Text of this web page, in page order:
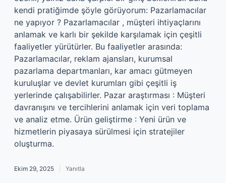
kendi pratiğimde şöyle görüyorum: Pazarlamacılar
ne yapıyor ? Pazarlamacılar , müşteri ihtiyaçlarını
anlamak ve karlı bir şekilde karşılamak için çeşitli
faaliyetler yürütürler. Bu faaliyetler arasında:
Pazarlamacılar, reklam ajansları, kurumsal
pazarlama departmanları, kar amacı gütmeyen
kuruluşlar ve devlet kurumları gibi çeşitli iş
yerlerinde çalışabilirler. Pazar araştırması : Müşteri
davranışını ve tercihlerini anlamak için veri toplama
ve analiz etme. Ürün geliştirme : Yeni ürün ve
hizmetlerin piyasaya sürülmesi için stratejiler
oluşturma.
Ekim 29, 2025 Yanıtla